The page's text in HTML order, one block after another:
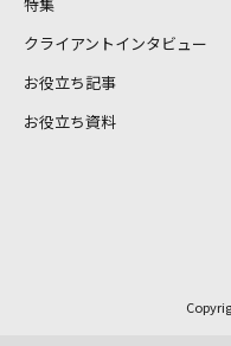
クライアントインタビュー
お役立ち記事
お役立ち資料